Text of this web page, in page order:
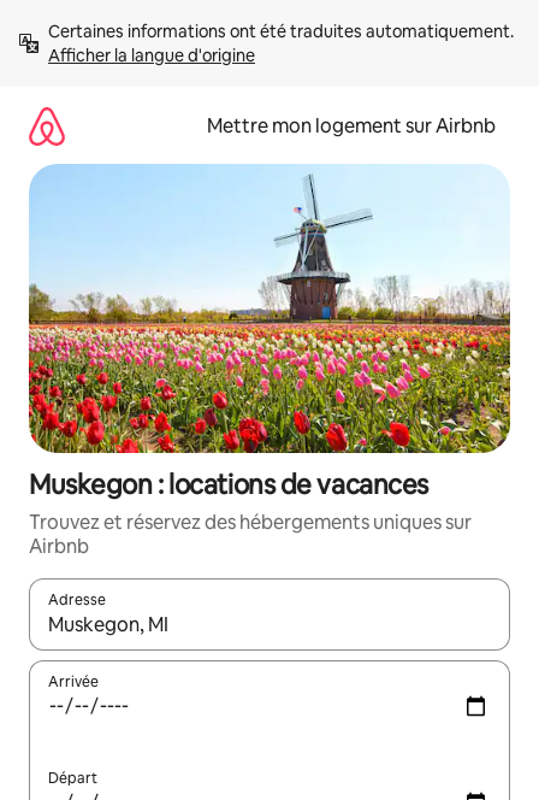
directement
Afficher la langue d'origine
Mettre mon logement sur Airbnb
Muskegon : locations de vacances
Trouvez et réservez des hébergements uniques sur
Airbnb
Adresse
Lorsque les résultats s'affichent, utilisez les flèches vers le
Arrivée
Départ